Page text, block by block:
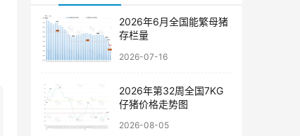
2026年6月全国能繁母猪
存栏量
2026-07-16
2026年第32周全国7KG
仔猪价格走势图
2026-08-05